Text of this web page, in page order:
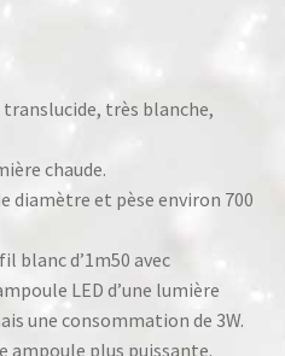
très blanche,
chaude.
diamètre et pèse environ 700
blanc d’1m50 avec
LED d’une lumière
une consommation de 3W.
ampoule plus puissante.